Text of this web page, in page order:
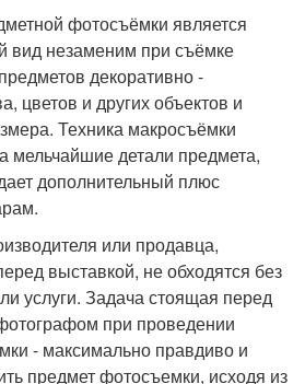
фотосъёмки является
вид незаменим при съёмке
декоративно -
цветов и других объектов и
Техника макросъёмки
мельчайшие детали предмета,
дополнительный плюс
или продавца,
выставкой, не обходятся без
услуги. Задача стоящая перед
при проведении
- максимально правдиво и
предмет фотосъемки, исходя из